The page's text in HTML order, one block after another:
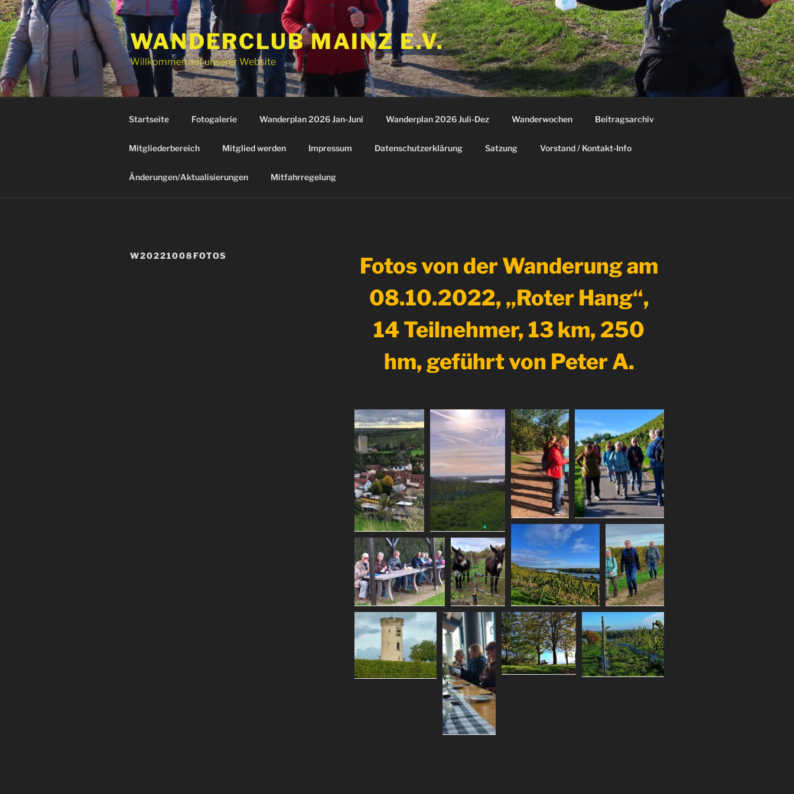
Zum
Inhalt
springen
WANDERCLUB MAINZ E.V.
Willkommen auf unserer Website
Startseite Fotogalerie Wanderplan 2026 Jan-Juni Wanderplan 2026 Juli-Dez Wanderwochen Beitragsarchiv
Mitgliederbereich Mitglied werden Impressum Datenschutzerklärung Satzung Vorstand / Kontakt-Info
Änderungen/Aktualisierungen Mitfahrregelung
W20221008FOTOS
Fotos von der Wanderung am
08.10.2022, „Roter Hang“,
14 Teilnehmer, 13 km, 250
hm, geführt von Peter A.